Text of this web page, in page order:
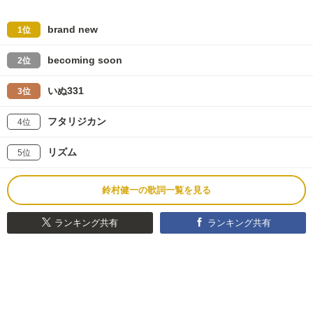
1位 brand new
2位 becoming soon
3位 いぬ331
4位 フタリジカン
5位 リズム
鈴村健一の歌詞一覧を見る
ランキング共有 ランキング共有